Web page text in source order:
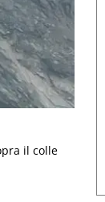
il colle